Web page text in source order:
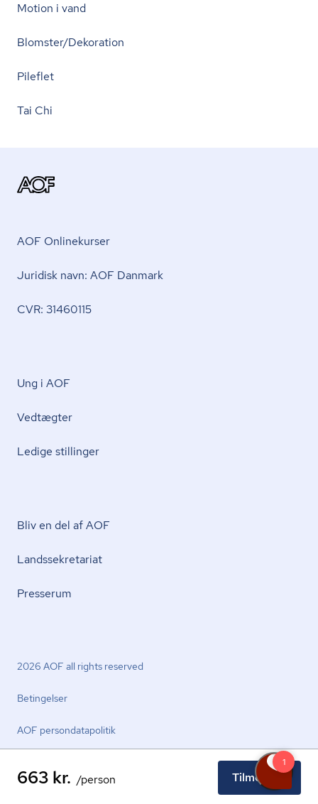
663 kr. /person Tilmeld nu
Motion i vand
Blomster/Dekoration
Pileflet
Tai Chi
AOF Onlinekurser
Juridisk navn: AOF Danmark
CVR: 31460115
Ung i AOF
Vedtægter
Ledige stillinger
Bliv en del af AOF
Lands­se­kre­ta­ri­at
Presserum
2026 AOF all rights reserved
Betingelser
AOF per­son­da­ta­po­li­tik
facebook.comyoutube.comlinkedin.com